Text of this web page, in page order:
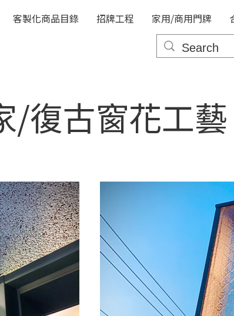
客製化商品目錄 招牌工程 家用/商用門牌
/復古窗花工藝